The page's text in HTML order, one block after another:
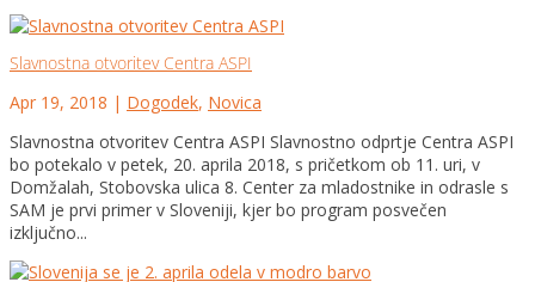
Slavnostna otvoritev Centra ASPI
Apr 19, 2018 | Dogodek, Novica
Slavnostna otvoritev Centra ASPI Slavnostno odprtje Centra ASPI
bo potekalo v petek, 20. aprila 2018, s pričetkom ob 11. uri, v
Domžalah, Stobovska ulica 8. Center za mladostnike in odrasle s
SAM je prvi primer v Sloveniji, kjer bo program posvečen
izključno...